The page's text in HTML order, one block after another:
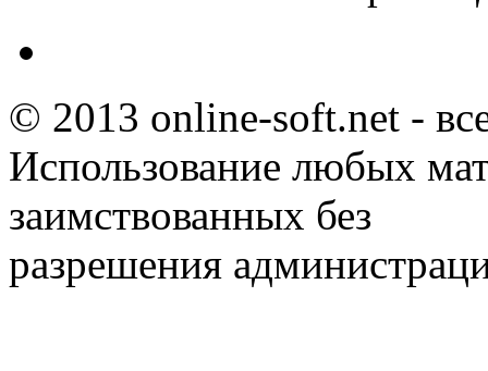
© 2013 online-soft.net -
Использование любых
заимствованных без
разрешения